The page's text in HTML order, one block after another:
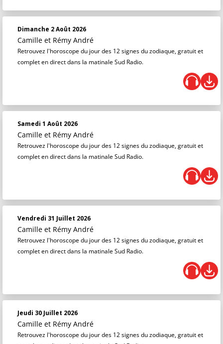
Dimanche 2 Août 2026
Camille et Rémy André
Retrouvez l'horoscope du jour des 12 signes du zodiaque, gratuit et
complet en direct dans la matinale Sud Radio.
Samedi 1 Août 2026
Camille et Rémy André
Retrouvez l'horoscope du jour des 12 signes du zodiaque, gratuit et
complet en direct dans la matinale Sud Radio.
Vendredi 31 Juillet 2026
Camille et Rémy André
Retrouvez l'horoscope du jour des 12 signes du zodiaque, gratuit et
complet en direct dans la matinale Sud Radio.
Jeudi 30 Juillet 2026
Camille et Rémy André
Retrouvez l'horoscope du jour des 12 signes du zodiaque, gratuit et